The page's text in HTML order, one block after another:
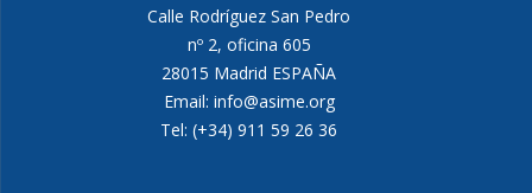
Calle Rodríguez San Pedro
nº 2, oficina 605
28015 Madrid ESPAÑA
Email: info@asime.org
Tel: (+34) 911 59 26 36